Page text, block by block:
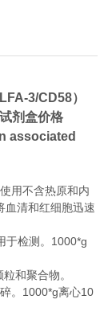
3/CD58）
剂盒价格
associated
不含热原和内
清和红细胞迅速
检测。1000*g
和聚合物。
1000*g离心10